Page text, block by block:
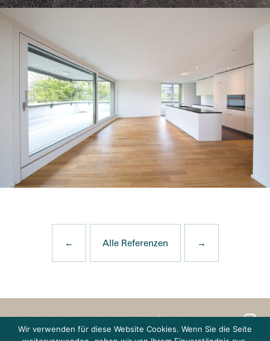
← Alle Referenzen →
Wir verwenden für diese Website Cookies. Wenn Sie die Seite